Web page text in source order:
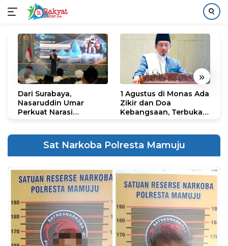
konten
« »
Dari Surabaya,
Nasaruddin Umar
Perkuat Narasi
1 Agustus di Monas Ada
Zikir dan Doa
Kebangsaan, Terbuka
Sat Narkoba Polresta Mamuju